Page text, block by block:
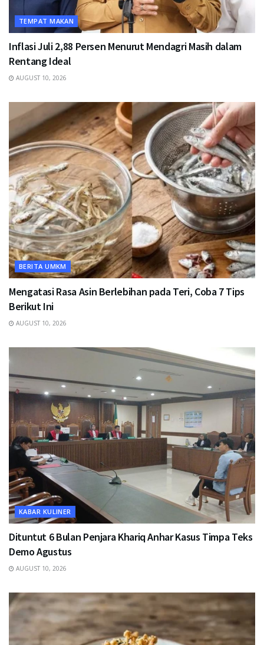
TEMPAT MAKAN
Inflasi Juli 2,88 Persen Menurut Mendagri Masih dalam
Rentang Ideal
AUGUST 10, 2026
BERITA UMKM
Mengatasi Rasa Asin Berlebihan pada Teri, Coba 7 Tips
Berikut Ini
AUGUST 10, 2026
KABAR KULINER
Dituntut 6 Bulan Penjara Khariq Anhar Kasus Timpa Teks
Demo Agustus
AUGUST 10, 2026